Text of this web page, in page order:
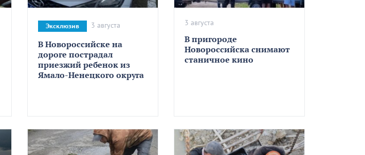
В Новороссийске на
дороге пострадал
приезжий ребенок из
Ямало-Ненецкого округа
Эксклюзив 3 августа
В пригороде
Новороссийска снимают
станичное кино
3 августа